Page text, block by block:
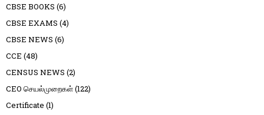
CBSE BOOKS (6)
CBSE EXAMS (4)
CBSE NEWS (6)
CCE (48)
CENSUS NEWS (2)
CEO செயல்முறைகள்(122)
Certificate (1)